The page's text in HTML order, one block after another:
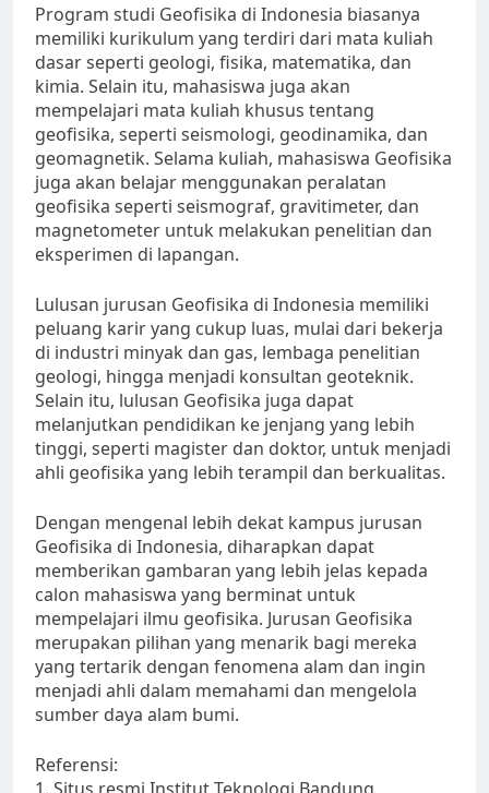
Program studi Geofisika di Indonesia biasanya
memiliki kurikulum yang terdiri dari mata kuliah
dasar seperti geologi, fisika, matematika, dan
kimia. Selain itu, mahasiswa juga akan
mempelajari mata kuliah khusus tentang
geofisika, seperti seismologi, geodinamika, dan
geomagnetik. Selama kuliah, mahasiswa Geofisika
juga akan belajar menggunakan peralatan
geofisika seperti seismograf, gravitimeter, dan
magnetometer untuk melakukan penelitian dan
eksperimen di lapangan.
Lulusan jurusan Geofisika di Indonesia memiliki
peluang karir yang cukup luas, mulai dari bekerja
di industri minyak dan gas, lembaga penelitian
geologi, hingga menjadi konsultan geoteknik.
Selain itu, lulusan Geofisika juga dapat
melanjutkan pendidikan ke jenjang yang lebih
tinggi, seperti magister dan doktor, untuk menjadi
ahli geofisika yang lebih terampil dan berkualitas.
Dengan mengenal lebih dekat kampus jurusan
Geofisika di Indonesia, diharapkan dapat
memberikan gambaran yang lebih jelas kepada
calon mahasiswa yang berminat untuk
mempelajari ilmu geofisika. Jurusan Geofisika
merupakan pilihan yang menarik bagi mereka
yang tertarik dengan fenomena alam dan ingin
menjadi ahli dalam memahami dan mengelola
sumber daya alam bumi.
Referensi:
1. Situs resmi Institut Teknologi Bandung